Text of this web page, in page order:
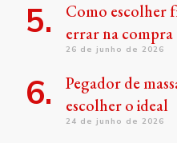
Como escolher
errar na compra
26 de junho de 2026
Pegador de
escolher o ideal
24 de junho de 2026